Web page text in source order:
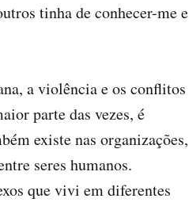
tinha de conhecer-me e
a violência e os conflitos
parte das vezes, é
existe nas organizações,
seres humanos.
que vivi em diferentes